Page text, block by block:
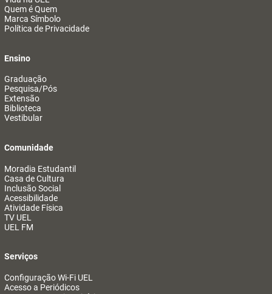
Quem é Quem
Marca Símbolo
Política de Privacidade
Ensino
Graduação
Pesquisa/Pós
Extensão
Biblioteca
Vestibular
Comunidade
Moradia Estudantil
Casa de Cultura
Inclusão Social
Acessibilidade
Atividade Física
TV UEL
UEL FM
Serviços
Configuração Wi-Fi UEL
Acesso a Periódicos